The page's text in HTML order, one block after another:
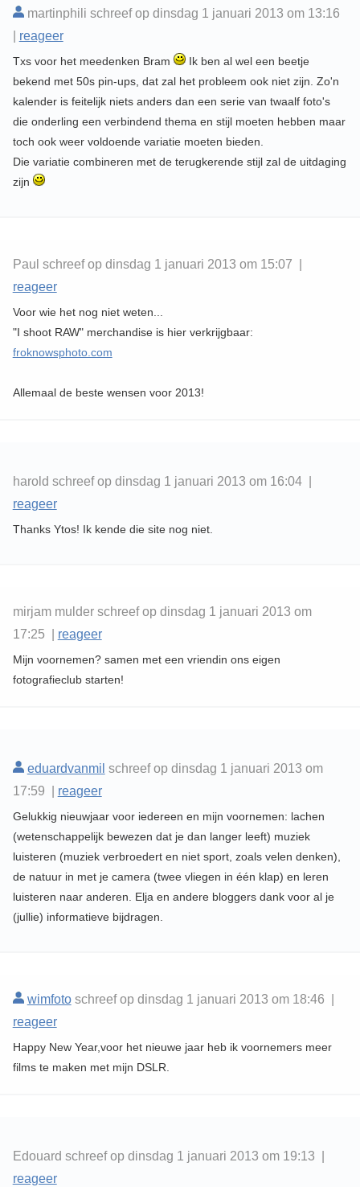
martinphili schreef op dinsdag 1 januari 2013 om 13:16
reageer
Txs voor het meedenken Bram
Ik ben al wel een beetje
bekend met 50s pin-ups, dat zal het probleem ook niet zijn. Zo'n
kalender is feitelijk niets anders dan een serie van twaalf foto's
die onderling een verbindend thema en stijl moeten hebben maar
toch ook weer voldoende variatie moeten bieden.
Die variatie combineren met de terugkerende stijl zal de uitdaging
zijn
Paul schreef op dinsdag 1 januari 2013 om 15:07 |
reageer
Voor wie het nog niet weten...
"I shoot RAW" merchandise is hier verkrijgbaar:
froknowsphoto.com
Allemaal de beste wensen voor 2013!
harold schreef op dinsdag 1 januari 2013 om 16:04 |
reageer
Thanks Ytos! Ik kende die site nog niet.
mirjam mulder schreef op dinsdag 1 januari 2013 om
17:25 | reageer
Mijn voornemen? samen met een vriendin ons eigen
fotografieclub starten!
eduardvanmil schreef op dinsdag 1 januari 2013 om
17:59 | reageer
Gelukkig nieuwjaar voor iedereen en mijn voornemen: lachen
(wetenschappelijk bewezen dat je dan langer leeft) muziek
luisteren (muziek verbroedert en niet sport, zoals velen denken),
de natuur in met je camera (twee vliegen in één klap) en leren
luisteren naar anderen. Elja en andere bloggers dank voor al je
(jullie) informatieve bijdragen.
wimfotoschreef op dinsdag 1 januari 2013 om 18:46 |
reageer
Happy New Year,voor het nieuwe jaar heb ik voornemers meer
films te maken met mijn DSLR.
Edouard schreef op dinsdag 1 januari 2013 om 19:13 |
reageer